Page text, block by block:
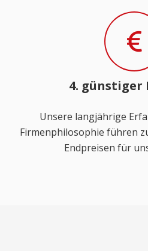
4. günstiger
Unsere langjährige
Firmenphilosophie führen
Endpreisen für